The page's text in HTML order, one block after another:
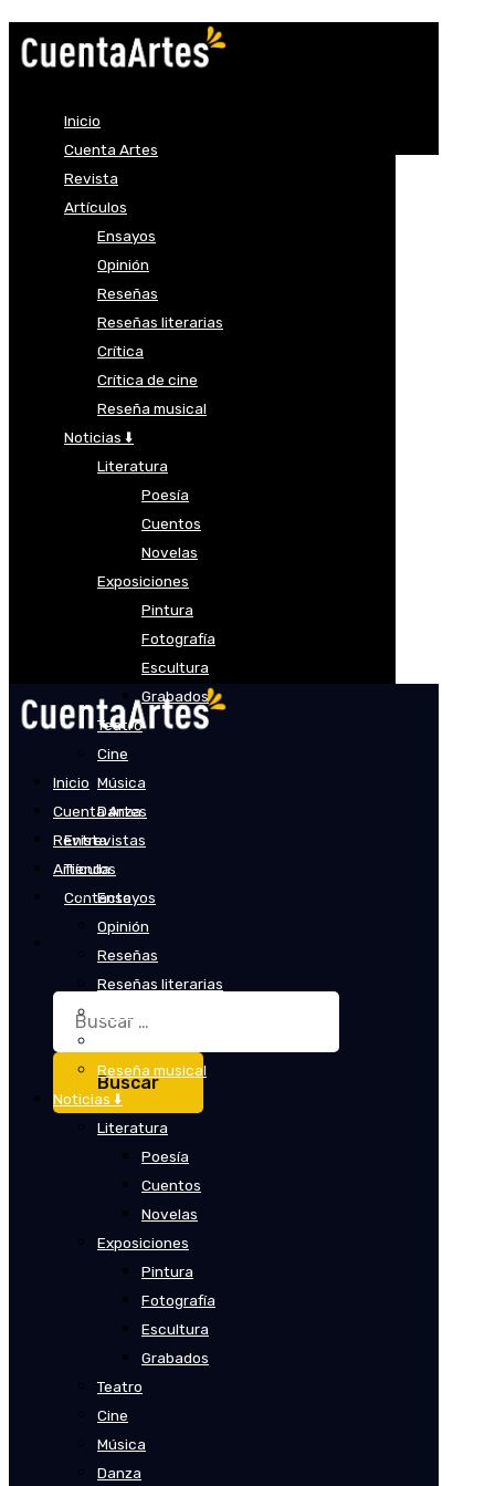
Inicio
Cuenta Artes
Revista
Artículos
Ensayos
Opinión
Reseñas
Reseñas literarias
Crítica
Crítica de cine
Reseña musical
Noticias ⬇️
Literatura
Poesía
Cuentos
Novelas
Exposiciones
Pintura
Fotografía
Escultura
Grabados
Teatro
Cine
Música
Danza
Entrevistas
Tienda
Contacto
Buscar:
Inicio
Cuenta Artes
Revista
Artículos
Ensayos
Opinión
Reseñas
Reseñas literarias
Reseña musical
Noticias ⬇️
Literatura
Poesía
Cuentos
Novelas
Exposiciones
Pintura
Fotografía
Escultura
Grabados
Teatro
Cine
Música
Danza